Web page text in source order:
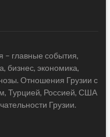
– главные события,
бизнес, экономика,
Отношения Грузии с
Турцией, Россией, США
Грузии.